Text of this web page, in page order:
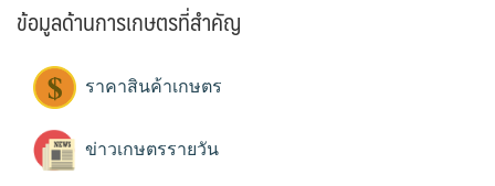
ข้อมูลด้านการเกษตรที่สำคัญ
ราคาสินค้าเกษตร
ข่าวเกษตรรายวัน